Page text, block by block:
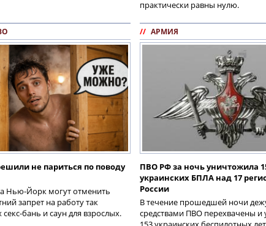
практически равны нулю.
не париться по поводу
Нью-Йорк могут отменить
запрет на работу так
бань и саун для взрослых.
// АРМИЯ
ПВО РФ за ночь уничтожила
украинских БПЛА над 17
России
В течение прошедшей ночи
средствами ПВО перехвачены